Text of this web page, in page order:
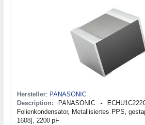
Hersteller: PANASONIC
Description: PANASONIC -
Folienkondensator, Metallisiertes PPS,
1608], 2200 pF